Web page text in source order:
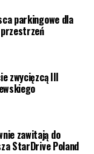
parkingowe dla
zwycięzcą III
zawitają do
StarDrive Poland